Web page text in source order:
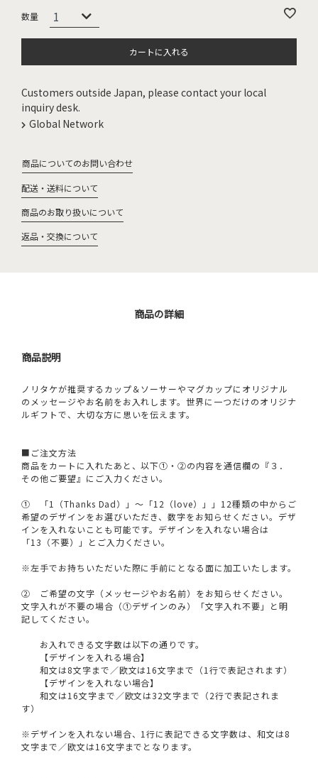
カートに入れる
Customers outside Japan, please contact your local
inquiry desk.
Global Network
商品についてのお問い合わせ
配送・送料について
商品のお取り扱いについて
返品・交換について
商品の詳細
商品説明
ノリタケが推奨するカップ＆ソーサーやマグカップにオリジナル
のメッセージやお名前をお入れします。世界に一つだけのオリジナ
ルギフトで、大切な方に思いを伝えます。
■ご注文方法
商品をカートに入れたあと、以下①・②の内容を通信欄の『３．
その他ご要望』にご入力ください。
① 「1（Thanks Dad）」～「12（love）」」12種類の中からご
希望のデザインをお選びいただき、数字をお知らせください。デザ
インを入れないことも可能です。デザインを入れない場合は
「13（不要）」とご入力ください。
※左手でお持ちいただいた際に手前にとなる面に加工いたします。
② ご希望の文字（メッセージやお名前）をお知らせください。
文字入れが不要の場合（①デザインのみ）「文字入れ不要」と明
記してください。
お入れできる文字数は以下の通りです。
【デザインを入れる場合】
和文は8文字まで／欧文は16文字まで（1行で表記されます）
【デザインを入れない場合】
和文は16文字まで／欧文は32文字まで（2行で表記されま
す）
※デザインを入れない場合、1行に表記できる文字数は、和文は8
文字まで／欧文は16文字までとなります。